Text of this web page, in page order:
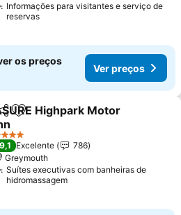
Informações para visitantes e serviço de
reservas
os preços
Ver preços
Adicionar aos favoritos
Highpark Motor
9,1 Excelente
786
Greymouth
Suítes executivas com banheiras de
hidromassagem